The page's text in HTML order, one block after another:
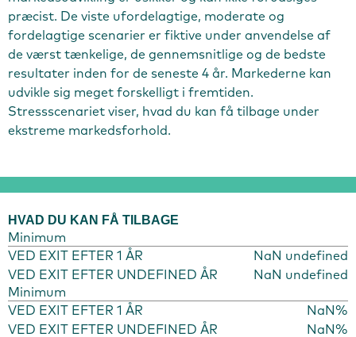
præcist. De viste ufordelagtige, moderate og
fordelagtige scenarier er fiktive under anvendelse af
de værst tænkelige, de gennemsnitlige og de bedste
resultater inden for de seneste 4 år. Markederne kan
udvikle sig meget forskelligt i fremtiden.
Stressscenariet viser, hvad du kan få tilbage under
ekstreme markedsforhold.
HVAD DU KAN FÅ TILBAGE
Minimum
VED EXIT EFTER 1 ÅR
NaN undefined
VED EXIT EFTER UNDEFINED ÅR
NaN undefined
Minimum
VED EXIT EFTER 1 ÅR
NaN%
VED EXIT EFTER UNDEFINED ÅR
NaN%